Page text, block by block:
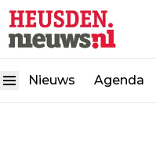
Nieuws Agenda